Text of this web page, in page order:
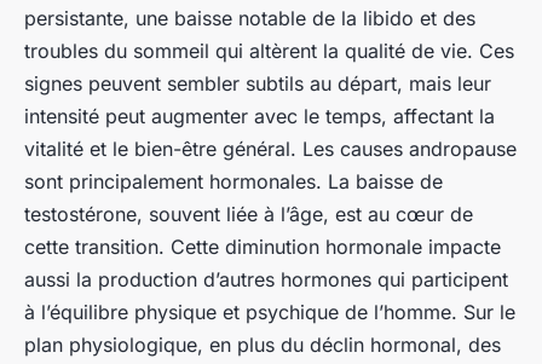
persistante, une baisse notable de la libido et des
troubles du sommeil qui altèrent la qualité de vie. Ces
signes peuvent sembler subtils au départ, mais leur
intensité peut augmenter avec le temps, affectant la
vitalité et le bien-être général. Les causes andropause
sont principalement hormonales. La baisse de
testostérone, souvent liée à l’âge, est au cœur de
cette transition. Cette diminution hormonale impacte
aussi la production d’autres hormones qui participent
à l’équilibre physique et psychique de l’homme. Sur le
plan physiologique, en plus du déclin hormonal, des